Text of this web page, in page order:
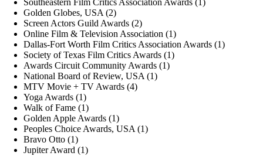
Southeastern Film Critics Association Awards (1)
Golden Globes, USA (2)
Screen Actors Guild Awards (2)
Online Film & Television Association (1)
Dallas-Fort Worth Film Critics Association Awards (1)
Society of Texas Film Critics Awards (1)
Awards Circuit Community Awards (1)
National Board of Review, USA (1)
MTV Movie + TV Awards (4)
Yoga Awards (1)
Walk of Fame (1)
Golden Apple Awards (1)
Peoples Choice Awards, USA (1)
Bravo Otto (1)
Jupiter Award (1)